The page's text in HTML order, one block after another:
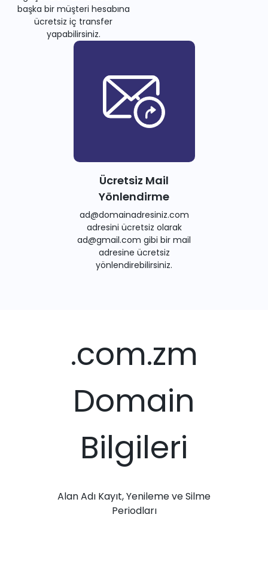
başka bir müşteri hesabına
ücretsiz iç transfer
yapabilirsiniz.
Ücretsiz Mail
Yönlendirme
ad@domainadresiniz.com
adresini ücretsiz olarak
ad@gmail.com gibi bir mail
adresine ücretsiz
yönlendirebilirsiniz.
.com.zm
Domain
Bilgileri
Alan Adı Kayıt, Yenileme ve Silme
Periodları